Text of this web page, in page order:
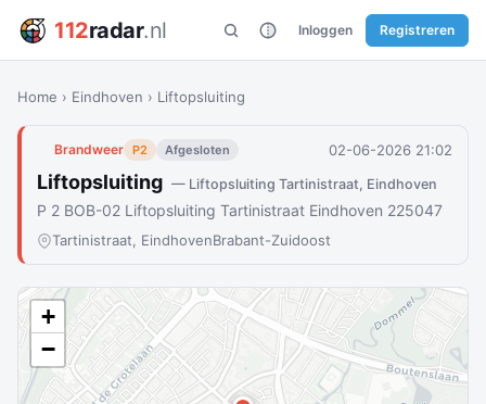
112radar.nl Inloggen Registreren
Home › Eindhoven › Liftopsluiting
Brandweer P2 Afgesloten 02-06-2026 21:02
Liftopsluiting — Liftopsluiting Tartinistraat, Eindhoven
P 2 BOB-02 Liftopsluiting Tartinistraat Eindhoven 225047
Tartinistraat, EindhovenBrabant-Zuidoost
+
−